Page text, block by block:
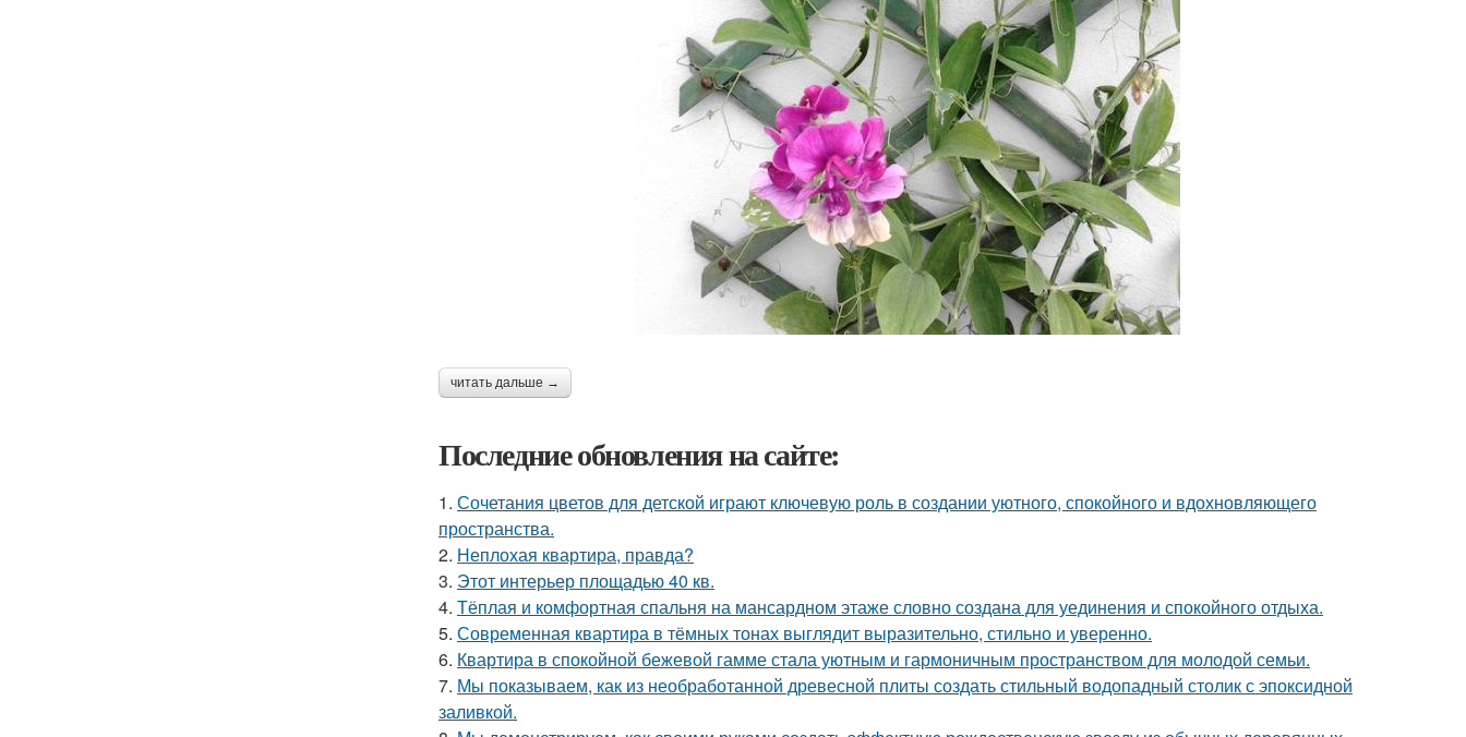
читать дальше →
Последние обновления на сайте:
1. Сочетания цветов для детской играют ключевую роль в создании уютного, спокойного и вдохновляющего
пространства.
2. Неплохая квартира, правда?
3. Этот интерьер площадью 40 кв.
4. Тёплая и комфортная спальня на мансардном этаже словно создана для уединения и спокойного отдыха.
5. Современная квартира в тёмных тонах выглядит выразительно, стильно и уверенно.
6. Квартира в спокойной бежевой гамме стала уютным и гармоничным пространством для молодой семьи.
7. Мы показываем, как из необработанной древесной плиты создать стильный водопадный столик с эпоксидной
заливкой.